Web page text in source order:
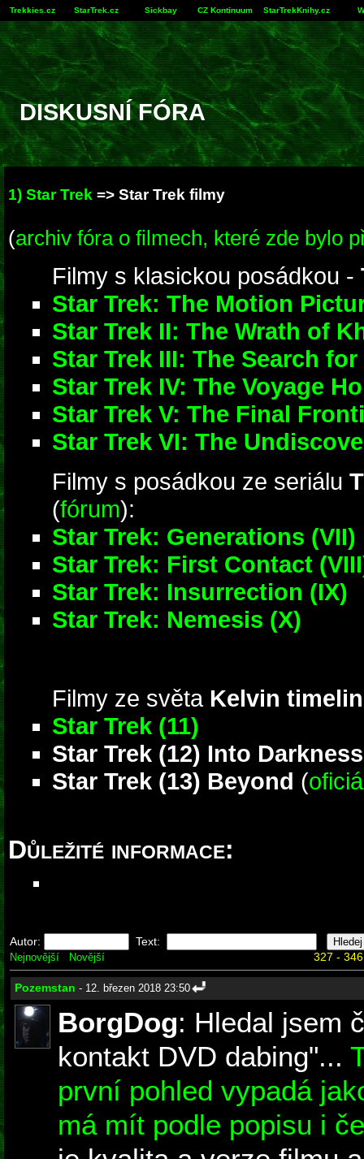
Trekkies.cz StarTrek.cz Sickbay CZ Kontinuum StarTrekKnihy.cz
DISKUSNÍ FÓRA
1) Star Trek => Star Trek filmy
(archiv fóra o filmech, které zde bylo
Filmy s klasickou posádkou -
Star Trek: The Motion
Star Trek II: The Wrath of
Star Trek III: The Search
Star Trek IV: The Voyage
Star Trek V: The Final
Star Trek VI: The
Filmy s posádkou ze seriálu
(fórum):
Star Trek: Generations (VII)
Star Trek: First Contact
Star Trek: Insurrection (IX)
Star Trek: Nemesis (X)
Filmy ze světa Kelvin
Star Trek (11)
Star Trek (12) Into Darkness
Star Trek (13) Beyond (
Důležité informace:
Autor: Text:
Nejnovější Novější 327 -
Pozemstan - 12. březen 2018 23:50
BorgDog: Hledal jsem
kontakt DVD dabing"...
první pohled vypadá
má mít podle popisu i